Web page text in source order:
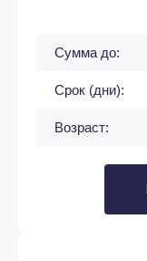
Сумма до:
Срок (дни):
Возраст: